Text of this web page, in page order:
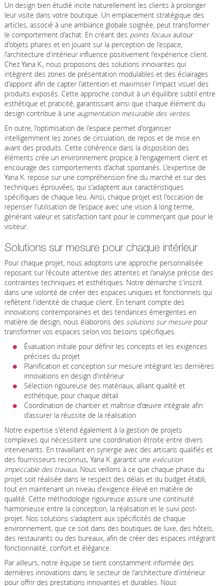
Un design bien étudié incite naturellement les clients à prolonger
leur visite dans votre boutique. Un emplacement stratégique des
articles, associé à une ambiance globale soignée, peut transformer
le comportement d'achat. En créant des points focauxautour
d'objets phares et en jouant sur la perception de l'espace,
l'architecture d'intérieur influence positivement l'expérience client.
Chez Yana K., nous proposons des solutions innovantes qui
intègrent des zones de présentation modulables et des éclairages
d'appoint afin de capter l'attention et maximiser l'impact visuel des
produits exposés. Cette approche conduit à un équilibre subtil entre
esthétique et praticité, garantissant ainsi que chaque élément du
design contribue à une augmentation mesurable des ventes.
En outre, l'optimisation de l'espace permet d'organiser
intelligemment les zones de circulation, de repos et de mise en
avant des produits. Cette cohérence dans la disposition des
éléments crée un environnement propice à l'engagement client et
encourage des comportements d'achat spontanés. L'expertise de
Yana K. repose sur une compréhension fine du marché et sur des
techniques éprouvées, qui s'adaptent aux caractéristiques
spécifiques de chaque lieu. Ainsi, chaque projet est l'occasion de
repenser l'utilisation de l'espace avec une vision à long terme,
générant valeur et satisfaction tant pour le commerçant que pour le
visiteur.
Solutions sur mesure pour chaque intérieur
Pour chaque projet, nous adoptons une approche personnalisée
reposant sur l'écoute attentive des attentes et l'analyse précise des
contraintes techniques et esthétiques. Notre démarche s'inscrit
dans une volonté de créer des espaces uniques et fonctionnels qui
reflètent l'identité de chaque client. En tenant compte des
innovations contemporaines et des tendances émergentes en
matière de design, nous élaborons des solutions sur mesurepour
transformer vos espaces selon vos besoins spécifiques.
Évaluation initiale pour définir les concepts et les exigences
précises du projet
Planification et conception sur mesure intégrant les dernières
innovations en design d'intérieur
Sélection rigoureuse des matériaux, alliant qualité et
esthétique, pour chaque détail
Coordination de chantier et maîtrise d'œuvre intégrale afin
d'assurer la réussite de la réalisation
Notre expertise s'étend également à la gestion de projets
complexes qui nécessitent une coordination étroite entre divers
intervenants. En travaillant en synergie avec des artisans qualifiés et
des fournisseurs reconnus, Yana K. garantit une exécution
impeccable des travaux. Nous veillons à ce que chaque phase du
projet soit réalisée dans le respect des délais et du budget établi,
tout en maintenant un niveau d'exigence élevé en matière de
qualité. Cette méthodologie rigoureuse assure une continuité
harmonieuse entre la conception, la réalisation et le suivi post-
projet. Nos solutions s'adaptent aux spécificités de chaque
environnement, que ce soit dans des boutiques de luxe, des hôtels,
des restaurants ou des bureaux, afin de créer des espaces intégrant
fonctionnalité, confort et élégance.
Par ailleurs, notre équipe se tient constamment informée des
dernières innovations dans le secteur de l'architecture d'intérieur
pour offrir des prestations innovantes et durables. Nous